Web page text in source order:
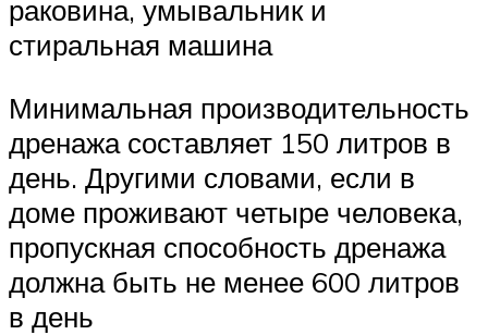
раковина, умывальник и
стиральная машина
Минимальная производительность
дренажа составляет 150 литров в
день. Другими словами, если в
доме проживают четыре человека,
пропускная способность дренажа
должна быть не менее 600 литров
в день